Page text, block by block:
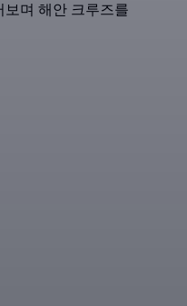
보며 해안 크루즈를